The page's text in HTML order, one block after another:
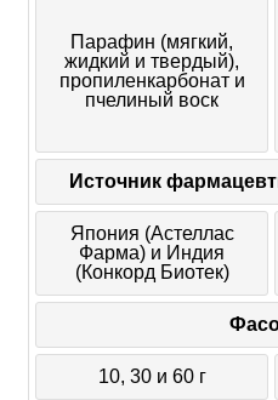
Парафин (мягкий,
жидкий и твердый),
пропиленкарбонат и
пчелиный воск
Источник
Япония (Астеллас
Фарма) и Индия
(Конкорд Биотек)
10, 30 и 60 г